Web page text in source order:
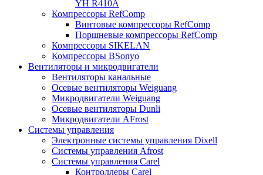
YH R410A
Компрессоры RefComp
Винтовые компрессоры RefComp
Поршневые компрессоры RefComp
Компрессоры SIKELAN
Компрессоры BSonyo
Вентиляторы и микродвигатели
Вентиляторы канальные
Осевые вентиляторы Weiguang
Микродвигатели Weiguang
Осевые вентиляторы Dunli
Микродвигатели AFrost
Системы управления
Электронные системы управления Dixell
Системы управления Afrost
Системы управления Carel
Контроллеры Carel